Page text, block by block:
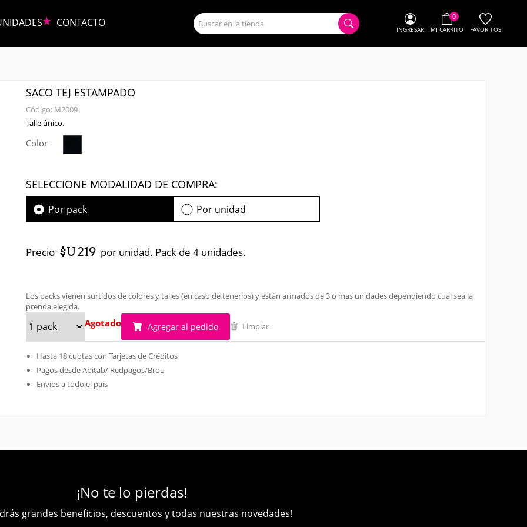
0
MI CARRITO FAVORITOS
INGRESAR
CONTACTO
SACO TEJ ESTAMPADO
Código: M2009
Talle único.
Color
SELECCIONE MODALIDAD DE COMPRA:
Por pack Por unidad
Precio $U 219 por unidad. Pack de 4 unidades.
Los packs vienen surtidos de colores y talles (en caso de tenerlos) y están armados de 3 o mas unidades dependiendo cual sea la
prenda elegida.
Agotado Agregar al pedido Limpiar
Hasta 18 cuotas con Tarjetas de Créditos
Pagos desde Abitab/ Redpagos/Brou
Envios a todo el pais
¡No te lo pierdas!
grandes beneficios, descuentos y todas nuestras novedades!